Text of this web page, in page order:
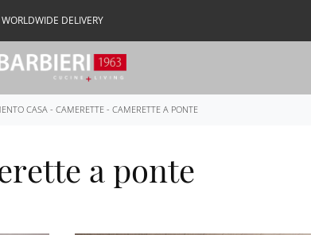
WORLDWIDE DELIVERY
CASA- CAMERETTE- CAMERETTE A PONTE
a ponte